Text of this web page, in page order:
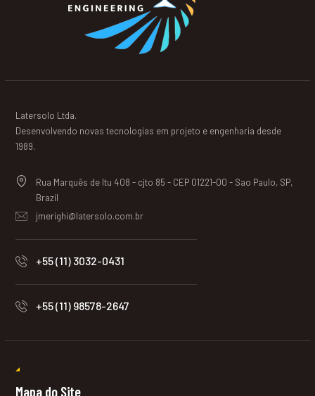
Latersolo Ltda.
Desenvolvendo novas tecnologias em projeto e engenharia desde
1989.
Rua Marquês de Itu 408 - cjto 85 - CEP 01221-00 - Sao Paulo, SP,
Brazil
jmerighi@latersolo.com.br
+55 (11) 3032-0431
+55 (11) 98578-2647
Mapa do Site